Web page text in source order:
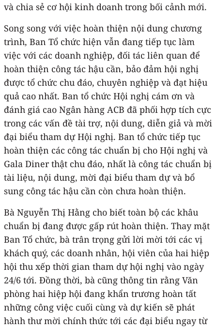
và chia sẻ cơ hội kinh doanh trong bối cảnh mới.
Song song với việc hoàn thiện nội dung chương
trình, Ban Tổ chức hiện vẫn đang tiếp tục làm
việc với các doanh nghiệp, đối tác liên quan để
hoàn thiện công tác hậu cần, bảo đảm hội nghị
được tổ chức chu đáo, chuyên nghiệp và đạt hiệu
quả cao nhất. Ban tổ chức Hội nghị cám ơn và
đánh giá cao Ngân hàng ACB đã phối hợp tích cực
trong các vấn đề tài trợ, nội dung, diễn giả và mời
đại biểu tham dự Hội nghị. Ban tổ chức tiếp tục
hoàn thiện các công tác chuẩn bị cho Hội nghị và
Gala Diner thật chu đáo, nhất là công tác chuẩn bị
tài liệu, nội dung, mời đại biểu tham dự và bổ
sung công tác hậu cần còn chưa hoàn thiện.
Bà Nguyễn Thị Hằng cho biết toàn bộ các khâu
chuẩn bị đang được gấp rút hoàn thiện. Thay mặt
Ban Tổ chức, bà trân trọng gửi lời mời tới các vị
khách quý, các doanh nhân, hội viên của hai hiệp
hội thu xếp thời gian tham dự hội nghị vào ngày
24/6 tới. Đồng thời, bà cũng thông tin rằng Văn
phòng hai hiệp hội đang khẩn trương hoàn tất
những công việc cuối cùng và dự kiến sẽ phát
hành thư mời chính thức tới các đại biểu ngay từ